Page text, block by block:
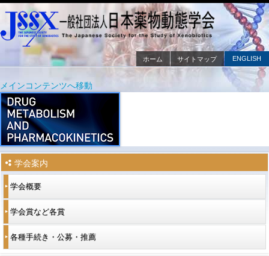
ENGLISH
ホーム サイトマップ
メインメニュー
メインコンテンツへ移動
サブコンテンツへ移動
学会案内
学会概要
学会賞など各賞
各種手続き・公募・推薦